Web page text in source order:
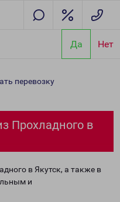
Да Нет
перевозку
Прохладного в
в Якутск, а также в
и